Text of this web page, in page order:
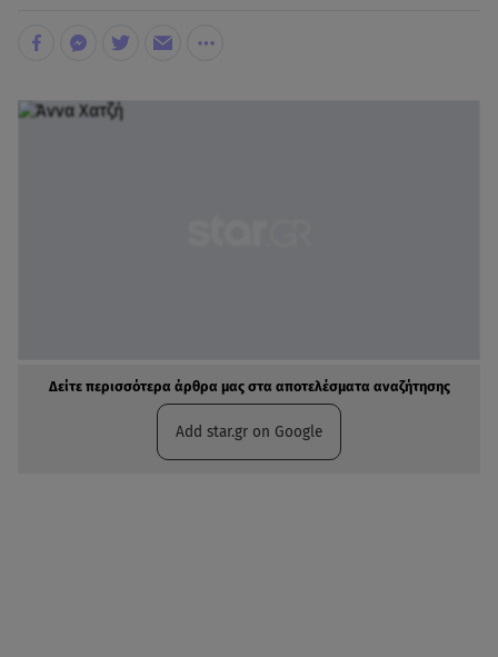
Δείτε περισσότερα άρθρα μας στα αποτελέσματα αναζήτησης
Add star.gr on Google